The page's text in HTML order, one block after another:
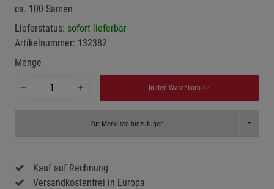
ca. 100 Samen
Lieferstatus: sofort lieferbar
Artikelnummer: 132382
Menge
In den Warenkorb >>
Zur Merkliste hinzufügen Toggle
Kauf auf Rechnung
Versandkostenfrei in Europa